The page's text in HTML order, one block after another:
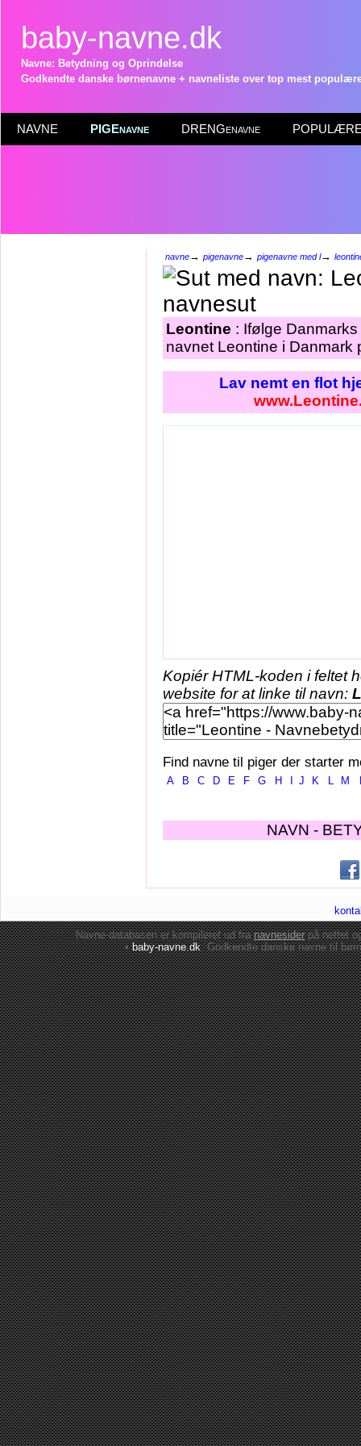
baby-navne.dk
Navne: Betydning og Oprindelse
Godkendte danske børnenavne + navneliste over top mest
NAVNE PIGEnavne DRENGenavne POPULÆRE
navne→ pigenavne→ pigenavne med l→
Leontine : Ifølge
navnet Leontine i Danmark
Lav nemt en flot
Kopiér HTML-koden i feltet
website for at linke til navn:
Find navne til piger der starter
A B C D E F G H J K L M
NAVN -
Navne-databasen er kompileret ud franavnesiderpå nettet
•baby-navne.dk: Godkendte danskenavne til børn